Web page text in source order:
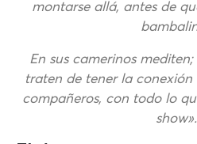
montarse allá, antes de
En sus camerinos
traten de tener la
compañeros, con todo lo
show».